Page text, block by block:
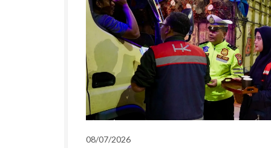
08/07/2026